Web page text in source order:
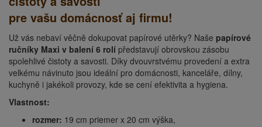
pre vašu domácnosť aj firmu!
Už vás nebaví věčně dokupovat papírové utěrky? Naše papírové
ručníky Maxi v balení 6 rolí představují obrovskou zásobu
spolehlivé čistoty a savosti. Díky dvouvrstvému provedení a extra
velkému návinuto jsou ideální pro domácnosti, kanceláře, dílny,
kuchyně i jakékoli provozy, kde se cení efektivita a hygiena.
Vlastnost:
rozmer: 19 cm priemer x 20 cm výška,